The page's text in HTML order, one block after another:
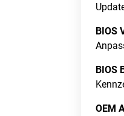
BIOS
BIOS
OEM